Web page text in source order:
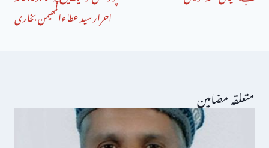
احرار سید عطاءالمھیمن بخاری
متعلقہ مضامین